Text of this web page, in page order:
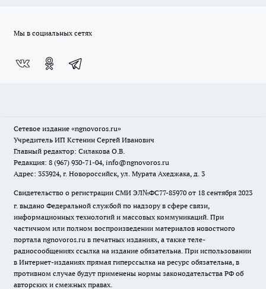
Мы в социальных сетях
Сетевое издание «ngnovoros.ru»
Учредитель ИП Кстенин Сергей Иванович
Главный редактор: Силакова О.В.
Редакция: 8 (967) 930-71-04, info@ngnovoros.ru
Адрес: 353924, г. Новороссийск, ул. Мурата Ахеджака, д. 3
Свидетельство о регистрации СМИ ЭЛ№ФС77-85970 от 18 сентября 2023
г. выдано Федеральной службой по надзору в сфере связи,
информационных технологий и массовых коммуникаций. При
частичном или полном воспроизведении материалов новостного
портала ngnovoros.ru в печатных изданиях, а также теле-
радиосообщениях ссылка на издание обязательна. При использовании
в Интернет-изданиях прямая гиперссылка на ресурс обязательна, в
противном случае будут применены нормы законодательства РФ об
авторских и смежных правах.